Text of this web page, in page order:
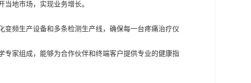
地市场，实现业务增长。
频生产设备和多条检测生产线，确保每一台疼痛治疗仪
专家组成，能够为合作伙伴和终端客户提供专业的健康指